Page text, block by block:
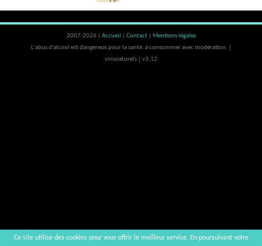
2007-2026 | Accueil Contact
Mentions légales
L'abus d'alcool est dangereux pour la santé, à consommer avec modération. |
vinsnaturels | v3.12
Ce site utilise des cookies pour vous offrir le meilleur service. En poursuivant votre